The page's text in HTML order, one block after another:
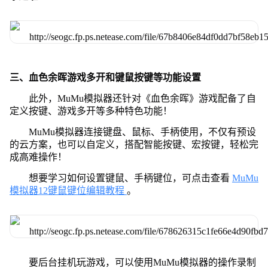
三、血色余晖游戏多开和键鼠按键等功能设置
此外，MuMu模拟器还针对《血色余晖》游戏配备了自
定义按键、游戏多开等多种特色功能！
MuMu模拟器连接键盘、鼠标、手柄使用，不仅有预设
的云方案，也可以自定义，搭配智能按键、宏按键，轻松完
成高难操作！
想要学习如何设置键鼠、手柄键位，可点击查看 MuMu
模拟器12键鼠键位编辑教程 。
要后台挂机玩游戏，可以使用MuMu模拟器的操作录制